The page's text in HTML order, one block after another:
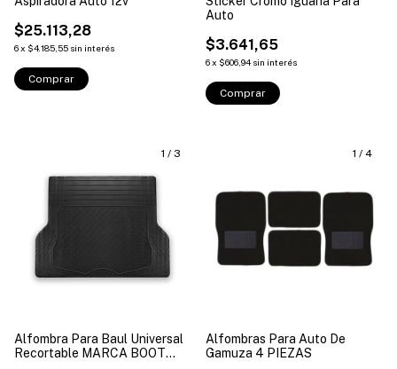
$25.113,28
6x $4.185,55 sin interés
Comprar
Auto
$3.641,65
6x $606,94 sin interés
Comprar
1 / 3
Alfombra Para Baul Universal
Recortable MARCA BOOT
1 / 4
Alfombras Para Auto De
Gamuza 4 PIEZAS